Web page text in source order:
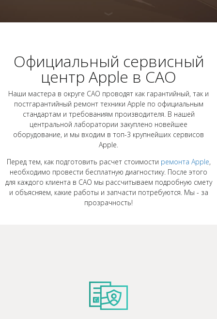
Официальный сервисный
центр Apple в САО
Наши мастера в округе САО проводят как гарантийный, так и
постгарантийный ремонт техники Apple по официальным
стандартам и требованиям производителя. В нашей
центральной лаборатории закуплено новейшее
оборудование, и мы входим в топ-3 крупнейших сервисов
Apple.
Перед тем, как подготовить расчет стоимости ремонта Apple,
необходимо провести бесплатную диагностику. После этого
для каждого клиента в САО мы рассчитываем подробную смету
и объясняем, какие работы и запчасти потребуются. Мы - за
прозрачность!